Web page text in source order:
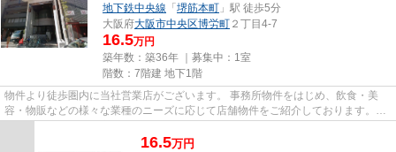
地下鉄中央線 「堺筋本町 」駅 徒歩5分
大阪府大阪市中央区博労町 ２丁目4-7
16.5万円
築年数：築36年 ｜募集中： 1室
階数：7階建 地下1階
物件より徒歩圏内に当社営業店がございます。 事務所物件をはじめ、飲食・美
容・物販などの様々な業種のニーズに応じて店舗物件をご紹介しております。
尚、弊社ではおとり広告は一切...
16.5万円